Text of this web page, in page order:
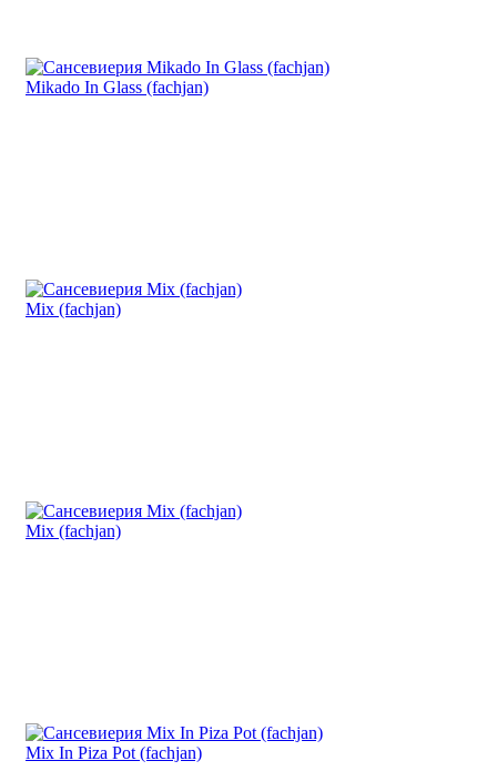
Mikado In Glass (fachjan)
Mix (fachjan)
Mix (fachjan)
Mix In Piza Pot (fachjan)